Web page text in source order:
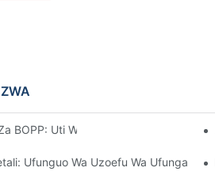
BOPP: Uti Wa Mgongo Wa
Ufunguo Wa Uzoefu Wa Ufungashaji